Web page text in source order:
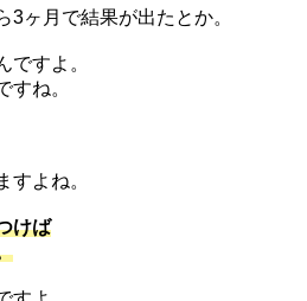
3ヶ月で結果が出たとか。
ですよ。
すね。
すよね。
けば